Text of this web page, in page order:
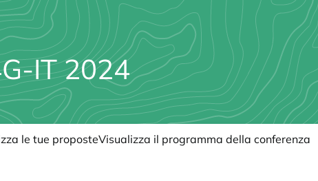
IT 2024
le tue proposteVisualizza il programma della conferenza